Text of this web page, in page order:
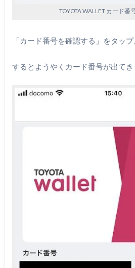
TOYOTA WALLET カード番
「カード番号を確認する」をタップ
するとようやくカード番号が出てき